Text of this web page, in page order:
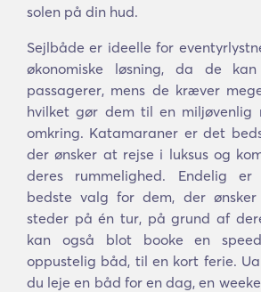
solen på din hud.
Sejlbåde er ideelle for
økonomiske løsning, da de
passagerer, mens de kræver
hvilket gør dem til en miljøvenlig
omkring. Katamaraner er det
der ønsker at rejse i luksus og
deres rummelighed. Endelig
bedste valg for dem, der
steder på én tur, på grund af
kan også blot booke en
oppustelig båd, til en kort ferie.
du leje en båd for en dag, en